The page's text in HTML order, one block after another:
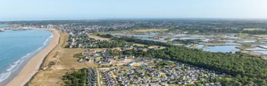
Camping Hauts-de-France
Camping Picardië
Camping Languedoc Roussillon
Camping Normandië
Camping Rhône-Alpes